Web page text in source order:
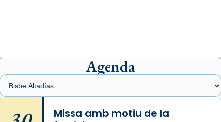
presidit aquest 27 de juliol la missa de Les
Santes de Mataró.
🔗
📸 J. Merino
Agenda
Missa amb motiu de la